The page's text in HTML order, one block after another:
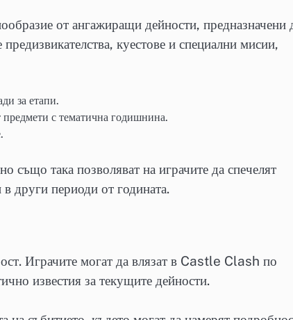
от ангажиращи дейности, предназначени
куестове и специални мисии,
за етапи.
предмети с тематична годишнина.
също така позволяват на играчите да спечелят
други периоди от годината.
Играчите могат да влязат в Castle Clash по
известия за текущите дейности.